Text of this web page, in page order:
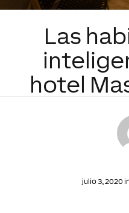
Las
hotel
julio 3, 2020